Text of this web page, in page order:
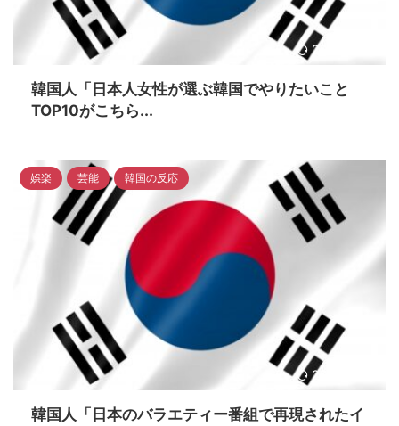
2023/4/16
韓国人「日本人女性が選ぶ韓国でやりたいこと
TOP10がこちら...
2023/4/16
娯楽 芸能 韓国の反応
韓国人「日本のバラエティー番組で再現されたイ